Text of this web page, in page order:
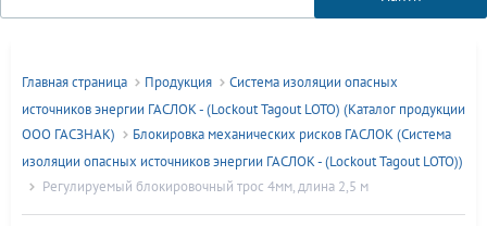
Главная страница Продукция
Система изоляции опасных
источников энергии ГАСЛОК - (Lockout Tagout LOTO) (Каталог продукции
ООО ГАСЗНАК)
Блокировка механических рисков ГАСЛОК (Система
изоляции опасных источников энергии ГАСЛОК - (Lockout Tagout LOTO))
Регулируемый блокировочный трос 4мм, длина 2,5 м